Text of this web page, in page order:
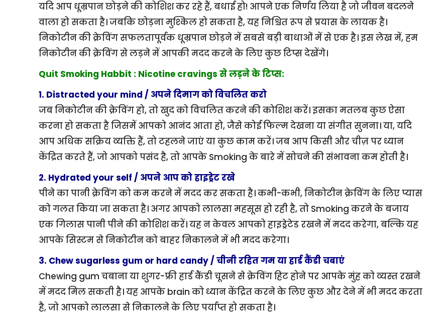
यदि आप धूम्रपान छोड़ने की कोशिश कर रहे हैं, बधाई हो! आपने एक निर्णय लिया है जो जीवन बदलने
वाला हो सकता है। जबकि छोड़ना मुश्किल हो सकता है, यह निश्चित रूप से प्रयास के लायक है।
निकोटीन की क्रेविंग सफलतापूर्वक धूम्रपान छोड़ने में सबसे बड़ी बाधाओं में से एक है। इस लेख में, हम
निकोटीन की क्रेविंग से लड़ने में आपकी मदद करने के लिए कुछ टिप्स देखेंगे।
Quit Smoking Habbit : Nicotine cravings से लड़ने के टिप्स:
1. Distracted your mind / अपने दिमाग को विचलित करो
जब निकोटीन की क्रेविंग हो, तो खुद को विचलित करने की कोशिश करें। इसका मतलब कुछ ऐसा
करना हो सकता है जिसमें आपको आनंद आता हो, जैसे कोई फिल्म देखना या संगीत सुनना। या, यदि
आप अधिक सक्रिय व्यक्ति हैं, तो टहलने जाएं या कुछ काम करें। जब आप किसी और चीज़ पर ध्यान
केंद्रित करते हैं, जो आपको पसंद है, तो आपके Smoking के बारे में सोचने की संभावना कम होती है।
2. Hydrated your self / अपने आप को हाइड्रेट रखे
पीने का पानी क्रेविंग को कम करने में मदद कर सकता है। कभी-कभी, निकोटीन क्रेविंग के लिए प्यास
को गलत किया जा सकता है। अगर आपको लालसा महसूस हो रही है, तो Smoking करने के बजाय
एक गिलास पानी पीने की कोशिश करें। यह न केवल आपको हाइड्रेटेड रखने में मदद करेगा, बल्कि यह
आपके सिस्टम से निकोटीन को बाहर निकालने में भी मदद करेगा।
3. Chew sugarless gum or hard candy / चीनी रहित गम या हार्ड कैंडी चबाएं
Chewing gum चबाना या शुगर-फ्री हार्ड कैंडी चूसने से क्रेविंग हिट होने पर आपके मुंह को व्यस्त रखने
में मदद मिल सकती है। यह आपके brain को ध्यान केंद्रित करने के लिए कुछ और देने में भी मदद करता
है, जो आपको लालसा से निकालने के लिए पर्याप्त हो सकता है।